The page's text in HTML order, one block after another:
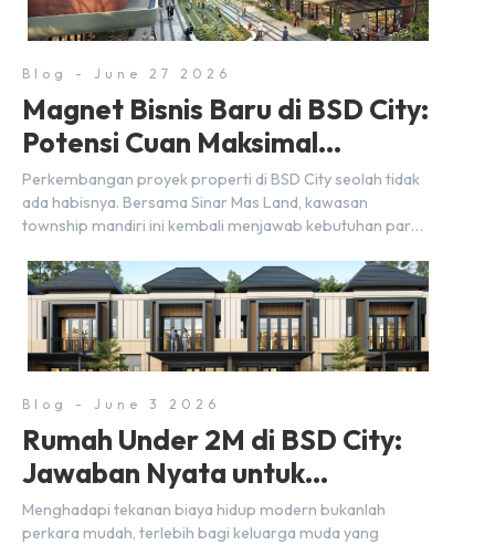
yang sangat mendukung […]
Blog - June 27 2026
Magnet Bisnis Baru di BSD City:
Potensi Cuan Maksimal
Selangkah dari Stasiun
Perkembangan proyek properti di BSD City seolah tidak
ada habisnya. Bersama Sinar Mas Land, kawasan
township mandiri ini kembali menjawab kebutuhan para
lewat kehadiran Wander Alley Walk. Ruko terbaru di BSD
City ini datang dengan keunggulan geografis yang
sangat strategis. Letaknya menempel langsung dengan
dua pusat pergerakan massa […]
Blog - June 3 2026
Rumah Under 2M di BSD City:
Jawaban Nyata untuk
Kebutuhan Generasi Sandwich
Menghadapi tekanan biaya hidup modern bukanlah
perkara mudah, terlebih bagi keluarga muda yang